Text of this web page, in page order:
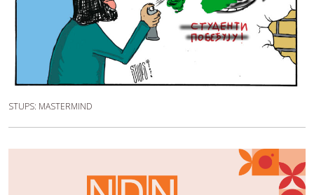
STUPS: MASTERMIND